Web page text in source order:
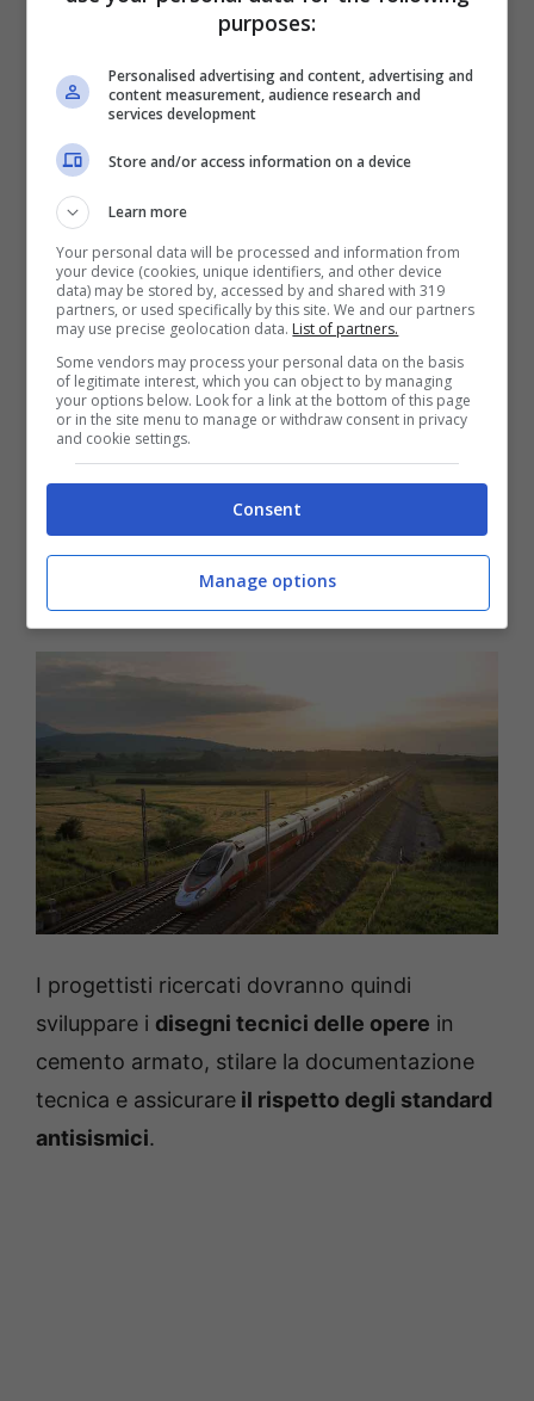
Si cercano inoltre
dovranno definire gli
progetto, programmare le risorse e i costi,
ma anche occuparsi di tutto il sistema
informaticoutile a gestire le infrastrutture.
Verranno quindi valutatilaureatiin
architettura, ingegneria edile, civile,
ambientale e industriale: i candidati devono
averealmeno 2 anni di esperienza
conoscere gliapplicativi informaticie la
. Anche in questo caso il
contratto saràa tempo indeterminato, e si
svolgerà pienamente a
Roma
I progettisti ricercati dovranno quindi
sviluppare i disegni tecnici delle opere in
cemento armato, stilare la documentazione
tecnica e assicurare il rispetto degli standard
antisismici.
purposes:
Personalised advertising and content, advertising and
content measurement, audience research and
services development
Store and/or access information on a device
Learn more
Your personal data will be processed and information from
your device (cookies, unique identifiers, and other device
data) may be stored by, accessed by and shared with 319
partners, or used specifically by this site. We and our partners
may use precise geolocation data. List of partners.
Some vendors may process your personal data on the basis
of legitimate interest, which you can object to by managing
your options below. Look for a link at the bottom of this page
or in the site menu to manage or withdraw consent in privacy
and cookie settings.
Consent
Manage options